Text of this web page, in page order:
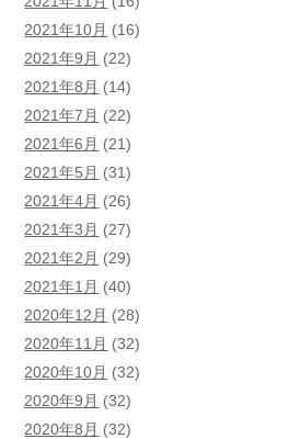
2021年10月 (16)
2021年9月 (22)
2021年8月 (14)
2021年7月 (22)
2021年6月 (21)
2021年5月 (31)
2021年4月 (26)
2021年3月 (27)
2021年2月 (29)
2021年1月 (40)
2020年12月 (28)
2020年11月 (32)
2020年10月 (32)
2020年9月 (32)
2020年8月 (32)